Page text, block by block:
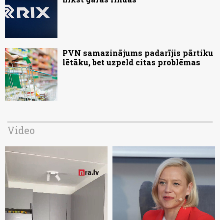
PVN samazinājums padarījis pārtiku
lētāku, bet uzpeld citas problēmas
Video